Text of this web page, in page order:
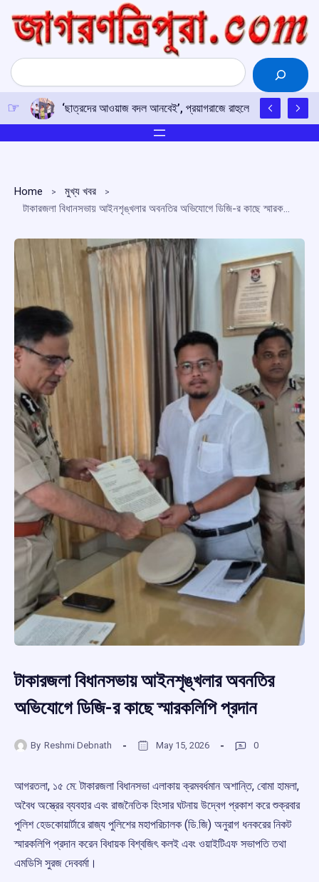
content
Search
‘ছাত্রদের আওয়াজ বদল আনবেই’, প্রয়াগরাজে রাহুলের হুঙ্কার
Home
মুখ্য খবর
টাকারজলা বিধানসভায় আইনশৃঙ্খলার অবনতির অভিযোগে ডিজি-র কাছে স্মারকলিপি প্রদান
টাকারজলা বিধানসভায় আইনশৃঙ্খলার অবনতির
অভিযোগে ডিজি-র কাছে স্মারকলিপি প্রদান
By Reshmi Debnath May 15, 2026 0
আগরতলা, ১৫ মে: টাকারজলা বিধানসভা এলাকায় ক্রমবর্ধমান অশান্তি, বোমা হামলা,
অবৈধ অস্ত্রের ব্যবহার এবং রাজনৈতিক হিংসার ঘটনায় উদ্বেগ প্রকাশ করে শুক্রবার
পুলিশ হেডকোয়ার্টারে রাজ্য পুলিশের মহাপরিচালক (ডি.জি) অনুরাগ ধনকরের নিকট
স্মারকলিপি প্রদান করেন বিধায়ক বিশ্বজিৎ কলই এবং ওয়াইটিএফ সভাপতি তথা
এমডিসি সুরজ দেববর্মা।